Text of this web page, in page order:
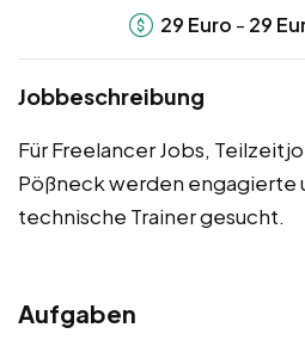
29 Euro - 29
Jobbeschreibung
Für Freelancer Jobs,
Pößneck werden engagierte
technische Trainer gesucht.
Aufgaben